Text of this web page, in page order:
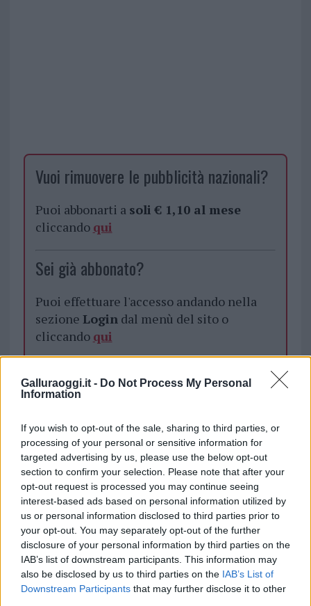
Galluraoggi.it - Do Not Process My Personal
Information
If you wish to opt-out of the sale, sharing to third parties, or
processing of your personal or sensitive information for
targeted advertising by us, please use the below opt-out
section to confirm your selection. Please note that after your
opt-out request is processed you may continue seeing
interest-based ads based on personal information utilized by
us or personal information disclosed to third parties prior to
your opt-out. You may separately opt-out of the further
disclosure of your personal information by third parties on the
IAB’s list of downstream participants. This information may
also be disclosed by us to third parties on the IAB’s List of
Downstream Participants that may further disclose it to other
Vuoi rimuovere le pubblicità nazionali?
Puoi abbonarti a soli € 1,10 al mese
cliccando qui
Sei già abbonato?
Puoi effettuare l'accesso andando nella
sezione Logindal menù del sito o
cliccando qui
TEMI:
Farmacie Gallura
Notizie in tempo reale?
Entra nel canale telegram di
GalluraOggi.it
Inviaci le tue segnalazioni,
i tuoi video e le tue foto
Su WhatsApp al numero +39
345 356 7512